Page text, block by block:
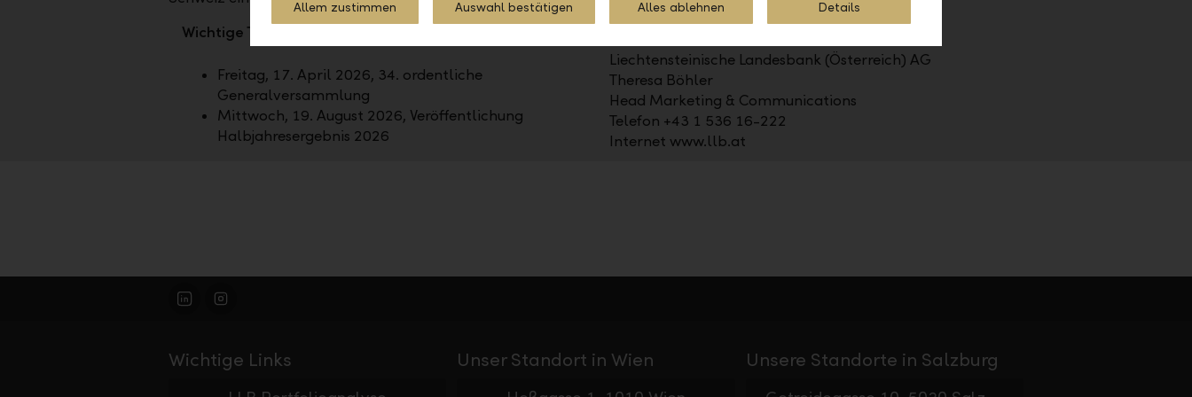
Wichtige Termine der LLB-Gruppe
Freitag, 17. April 2026, 34. ordentliche
Generalversammlung
Mittwoch, 19. August 2026, Veröffentlichung
Halbjahresergebnis 2026
Liechtensteinische Landesbank (Österreich) AG
Theresa Böhler
Head Marketing & Communications
Telefon +43 1 536 16-222
Internet www.llb.at
Wichtige Links Unser Standort in Wien Unsere Standorte in Salzburg
Allem zustimmen Auswahl bestätigen Alles ablehnen Details